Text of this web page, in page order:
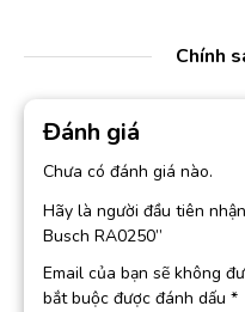
Chính
Đánh giá
Chưa có đánh giá nào.
Hãy là người đầu tiên
Busch RA0250”
Email của bạn sẽ không
bắt buộc được đánh dấu *